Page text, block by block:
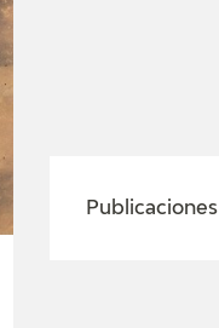
Publicaciones